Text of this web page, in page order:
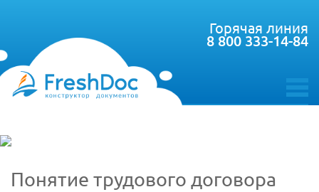
toggle
Горячая линия
8 800 333-14-84
Понятие трудового договора